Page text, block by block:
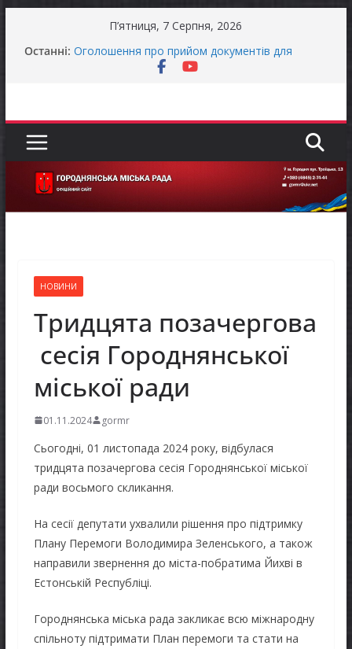
П’ятниця, 7 Серпня, 2026
Останні: Оголошення про прийом документів для
присудження Премії Кабінету Міністрів України
Продовжується реалізація програми «Діалог
Батьки майбутніх першокласників уже можуть
оформити «Пакунок школяра»
Останніми днями погода випробовує жителів
громади справжньою літньою спекою
НОВИНИ
Тридцята позачергова
сесія Городнянської
міської ради
01.11.2024 gormr
Сьогодні, 01 листопада 2024 року, відбулася
тридцята позачергова сесія Городнянської міської
ради восьмого скликання.
На сесії депутати ухвалили рішення про підтримку
Плану Перемоги Володимира Зеленського, а також
направили звернення до міста-побратима Йихві в
Естонській Республіці.
Городнянська міська рада закликає всю міжнародну
спільноту підтримати План перемоги та стати на